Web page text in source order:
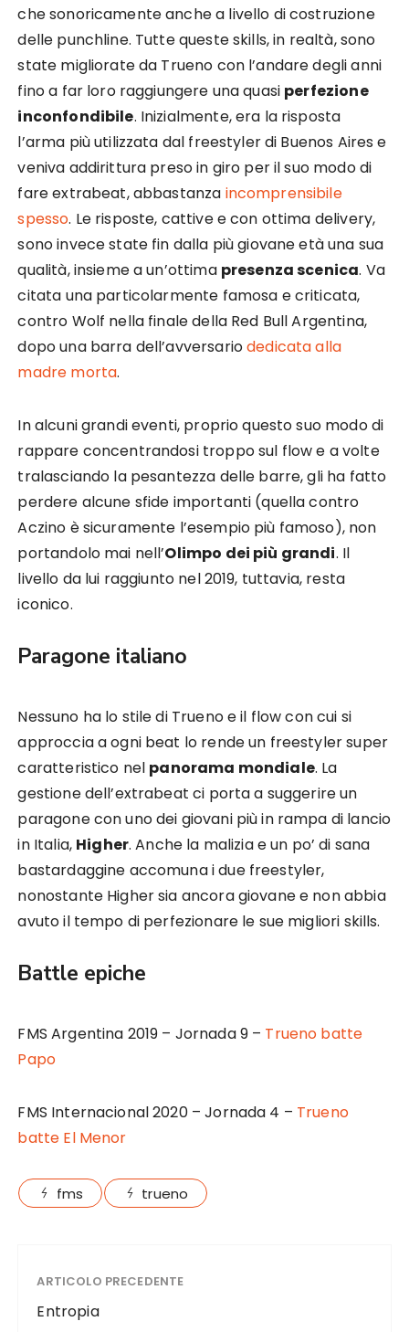
che sonoricamente anche a livello di costruzione
delle punchline. Tutte queste skills, in realtà, sono
state migliorate da Trueno con l’andare degli anni
fino a far loro raggiungere una quasi perfezione
inconfondibile. Inizialmente, era la risposta
l’arma più utilizzata dal freestyler di Buenos Aires e
veniva addirittura preso in giro per il suo modo di
fare extrabeat, abbastanza incomprensibile
spesso. Le risposte, cattive e con ottima delivery,
sono invece state fin dalla più giovane età una sua
qualità, insieme a un’ottima presenza scenica. Va
citata una particolarmente famosa e criticata,
contro Wolf nella finale della Red Bull Argentina,
dopo una barra dell’avversariodedicata alla
madre morta.
In alcuni grandi eventi, proprio questo suo modo di
rappare concentrandosi troppo sul flow e a volte
tralasciando la pesantezza delle barre, gli ha fatto
perdere alcune sfide importanti (quella contro
Aczino è sicuramente l’esempio più famoso), non
portandolo mai nell’Olimpo dei più grandi. Il
livello da lui raggiunto nel 2019, tuttavia, resta
iconico.
Paragone italiano
Nessuno ha lo stile di Trueno e il flow con cui si
approccia a ogni beat lo rende un freestyler super
caratteristico nel panorama mondiale. La
gestione dell’extrabeat ci porta a suggerire un
paragone con uno dei giovani più in rampa di lancio
in Italia, Higher. Anche la malizia e un po’ di sana
bastardaggine accomuna i due freestyler,
nonostante Higher sia ancora giovane e non abbia
avuto il tempo di perfezionare le sue migliori skills.
Battle epiche
FMS Argentina 2019 – Jornada 9 – Trueno batte
Papo
FMS Internacional 2020 – Jornada 4 – Trueno
batte El Menor
fms trueno
ARTICOLO PRECEDENTE
Entropia